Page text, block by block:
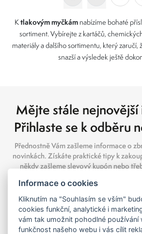
Ktlakovým myčkámnabízíme bohaté
sortiment. Vybírejte z kartáčů,
materiály a dalšího sortimentu, který zaručí,
snazší a výsledek ještě
Mějte stále
Přihlaste se k odběru
Přednostně Vám zašleme informace o
novinkách. Získáte praktické tipy k
někdy zašleme slevový kupón nebo
Informace o cookies
Kliknutím na "Souhlasím se vším"
cookies funkční, analytické i
vám tak umožnit pohodlné používání
funkčnost našeho webu i vás cílit